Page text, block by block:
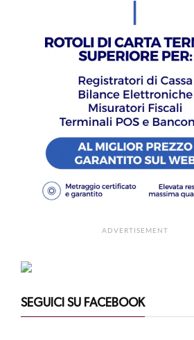
ADVERTISEMENT
SEGUICI SU FACEBOOK